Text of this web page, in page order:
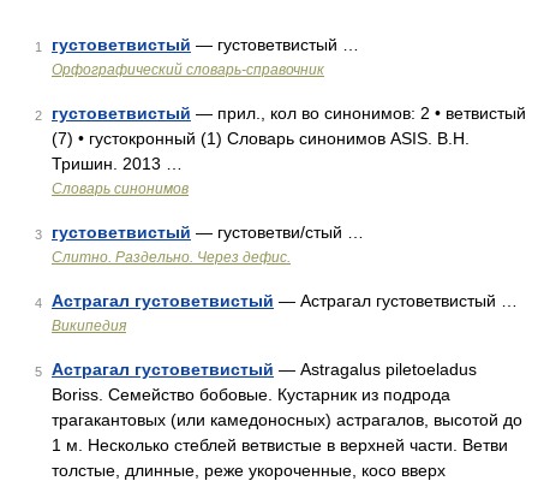
1 густоветвистый — густоветвистый …
Орфографический словарь-справочник
2 густоветвистый — прил., кол во синонимов: 2 • ветвистый
(7) • густокронный (1) Словарь синонимов ASIS. В.Н.
Тришин. 2013 …
Словарь синонимов
3 густоветвистый — густоветви/стый …
Слитно. Раздельно. Через дефис.
4 Астрагал густоветвистый — Астрагал густоветвистый …
Википедия
5 Астрагал густоветвистый — Astragalus piletoeladus
Boriss. Семейство бобовые. Кустарник из подрода
трагакантовых (или камедоносных) астрагалов, высотой до
1 м. Несколько стеблей ветвистые в верхней части. Ветви
толстые, длинные, реже укороченные, косо вверх